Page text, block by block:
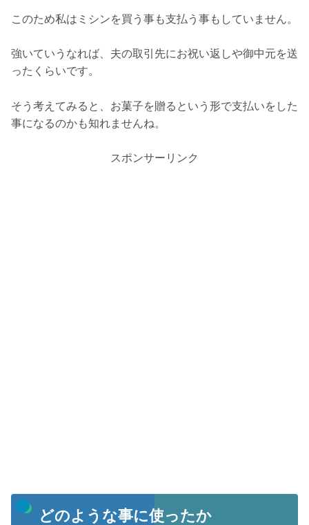
このため私はミシンを買う事も支払う事もしていません。
強いていうなれば、夫の取引先にお祝い返しや御中元を送
ったくらいです。
そう考えてみると、お菓子を贈るという形で支払いをした
事になるのかも知れませんね。
スポンサーリンク
どのような事に使ったか